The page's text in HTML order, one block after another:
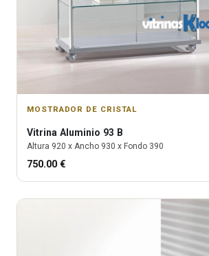
MOSTRADOR DE CRISTAL
Vitrina Aluminio 93 B
Altura 920 x Ancho 930 x Fondo 390
750.00 €